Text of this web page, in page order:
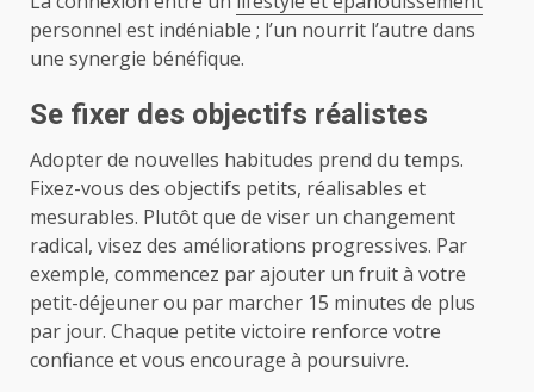
personnel est indéniable ; l’un nourrit l’autre dans
une synergie bénéfique.
Se fixer des objectifs réalistes
Adopter de nouvelles habitudes prend du temps.
Fixez-vous des objectifs petits, réalisables et
mesurables. Plutôt que de viser un changement
radical, visez des améliorations progressives. Par
exemple, commencez par ajouter un fruit à votre
petit-déjeuner ou par marcher 15 minutes de plus
par jour. Chaque petite victoire renforce votre
confiance et vous encourage à poursuivre.